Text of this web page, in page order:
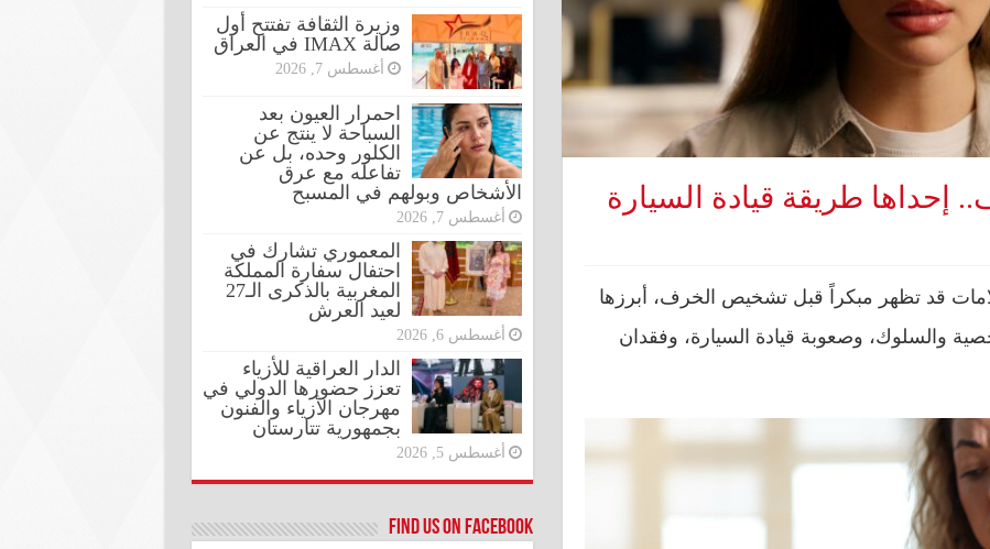
قد تظهر مبكراً قبل تشخيص الخرف، أبرزها
والسلوك، وصعوبة قيادة السيارة، وفقدان
وزيرة الثقافة تفتتح أول
صالة IMAX في العراق
أغسطس 7, 2026
احمرار العيون بعد
السباحة لا ينتج عن
الكلور وحده، بل عن
تفاعله مع عرق
الأشخاص وبولهم في المسبح
أغسطس 7, 2026
المعموري تشارك في
احتفال سفارة المملكة
المغربية بالذكرى الـ27
لعيد العرش
أغسطس 6, 2026
الدار العراقية للأزياء
تعزز حضورها الدولي في
مهرجان الأزياء والفنون
بجمهورية تتارستان
أغسطس 5, 2026
Find us on Facebook